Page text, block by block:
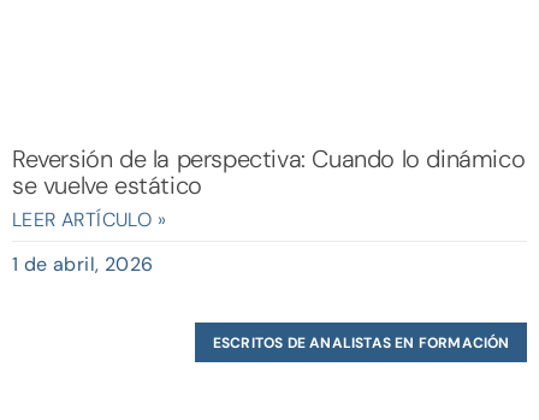
Reversión de la perspectiva: Cuando lo dinámico
se vuelve estático
LEER ARTÍCULO »
1 de abril, 2026
ESCRITOS DE ANALISTAS EN FORMACIÓN